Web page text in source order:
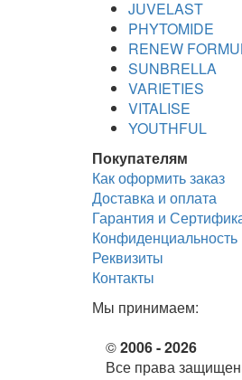
JUVELAST
PHYTOMIDE
RENEW
SUNBRELLA
VARIETIES
VITALISE
YOUTHFUL
Покупателям
Как оформить заказ
Доставка и оплата
Гарантия и
Конфиденциальность
Реквизиты
Контакты
Мы принимаем:
©2006 - 2026
Все права